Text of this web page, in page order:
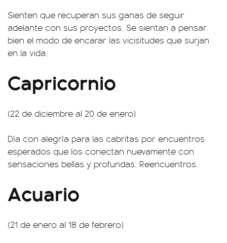
Sienten que recuperan sus ganas de seguir
adelante con sus proyectos. Se sientan a pensar
bien el modo de encarar las vicisitudes que surjan
en la vida.
Capricornio
(22 de diciembre al 20 de enero)
Día con alegría para las cabritas por encuentros
esperados que los conectan nuevamente con
sensaciones bellas y profundas. Reencuentros.
Acuario
(21 de enero al 18 de febrero)